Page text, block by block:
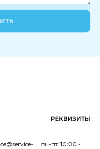
РЕКВИЗИТЫ
пн-пт: 10:00 -